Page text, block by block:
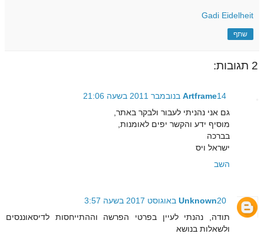
Gadi Eidelheit
שתף
2 תגובות:
Artframe14 בנובמבר 2011 בשעה 21:06
גם אני נהניתי לעבור ולבקר באתר,
מוסיף ידע והקשר יפים לאומנות,
בברכה
ישראל ויס
השב
Unknown20 באוגוסט 2017 בשעה 3:57
תודה, נהנתי לעיין בפרטי הפרשה וההתייחסות לדיסאוננסים
ולשאלות בנושא